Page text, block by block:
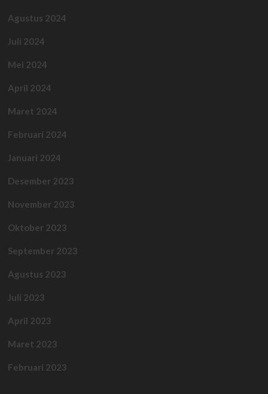
Agustus 2024
Juli 2024
Mei 2024
April 2024
Maret 2024
Februari 2024
Januari 2024
Desember 2023
November 2023
Oktober 2023
September 2023
Agustus 2023
Juli 2023
April 2023
Maret 2023
Februari 2023